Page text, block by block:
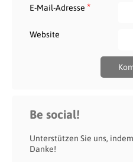
E-Mail-Adresse *
Website
Be social!
Unterstützen Sie uns,
Danke!